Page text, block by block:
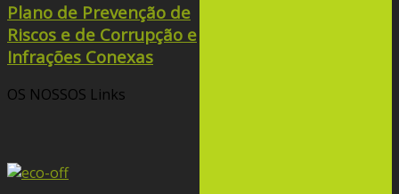
Plano de Prevenção de
Riscos e de Corrupção e
Infrações Conexas
OS NOSSOS Links